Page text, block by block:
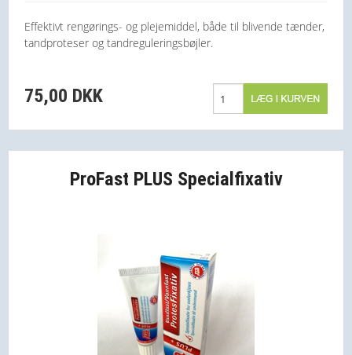
Effektivt rengørings- og plejemiddel, både til blivende tænder,
tandproteser og tandreguleringsbøjler.
75,00 DKK
ProFast PLUS Specialfixativ